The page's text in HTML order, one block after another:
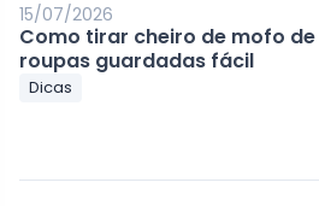
15/07/2026
Como tirar cheiro de mofo de
roupas guardadas fácil
Dicas